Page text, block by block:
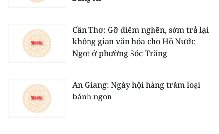
Cần Thơ: Gỡ điểm nghẽn, sớm trả lại
không gian văn hóa cho Hồ Nước
Ngọt ở phường Sóc Trăng
An Giang: Ngày hội hàng trăm loại
bánh ngon